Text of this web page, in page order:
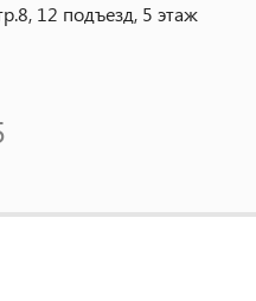
12 подъезд, 5 этаж